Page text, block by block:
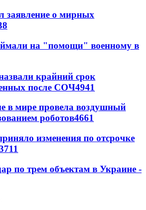
заявление о мирных
на "помощи" военному в
крайний срок
после СОЧ4941
в мире провела воздушный
роботов4661
изменения по отсрочке
по трем объектам в Украине -